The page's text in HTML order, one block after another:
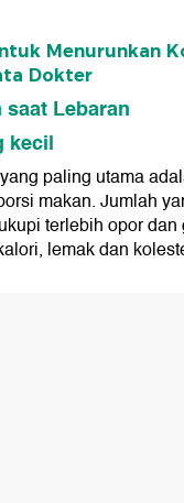
Menurunkan
Dokter
Lebaran
kecil
paling utama
makan. Jumlah
terlebih opor
lemak dan